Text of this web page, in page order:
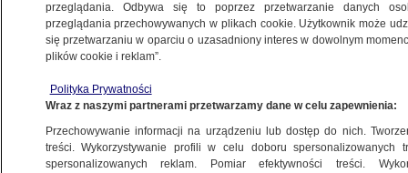
NAJNOWSZE
nadal grożą powodziami
31.08.2012, 08:33
przeglądania. Odbywa się to poprzez przetwarzanie danych
przeglądania przechowywanych w plikach cookie. Użytkownik może
się przetwarzaniu w oparciu o uzasadniony interes w dowolnym
plików cookie i reklam”.
Polityka Prywatności
Wraz z naszymi partnerami przetwarzamy dane w celu zapewnienia:
Przechowywanie informacji na urządzeniu lub dostęp do nich.
treści. Wykorzystywanie profili w celu doboru spersonalizowanych
spersonalizowanych reklam. Pomiar efektywności treści.